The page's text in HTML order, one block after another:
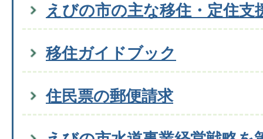
えびの市の主な移住・定住支
移住ガイドブック
住民票の郵便請求